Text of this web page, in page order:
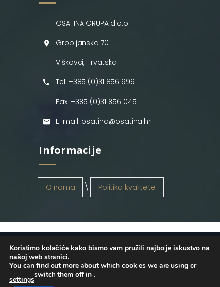
OSATINA GRUPA d.o.o.
Grobljanska 70
Viškovci, Hrvatska
Tel: +385 (0)31 856 999
Fax: +385 (0)31 856 045
E-mail: osatina@osatina.hr
Informacije
O nama Politika kvalitete
OSATINA GRUPA d.o.o. 2026
. Configured
byINFOS Osijek. Sva prava pridržana.
Koristimo kolačiće kako bismo vam pružili najbolje iskustvo na
našoj web stranici.
You can find out more about which cookies we are using or
switch them off in
settings
.